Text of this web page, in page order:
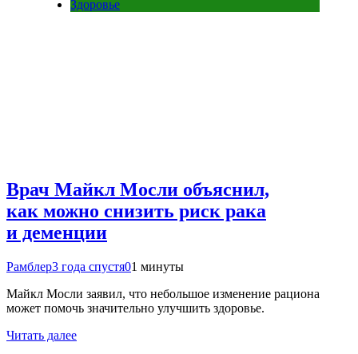
Здоровье
Врач Майкл Мосли объяснил,
как можно снизить риск рака
и деменции
Рамблер3 года спустя01 минуты
Майкл Мосли заявил, что небольшое изменение рациона
может помочь значительно улучшить здоровье.
Читать далее